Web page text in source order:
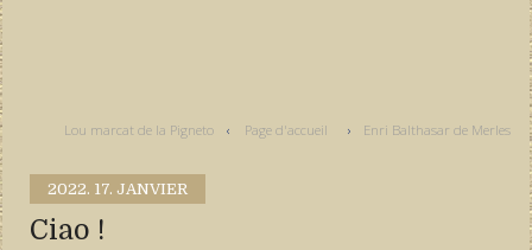
Lou marcat de la Pigneto Page d'accueil Enri Balthasar de Merles
2022. 17. JANVIER
Ciao !